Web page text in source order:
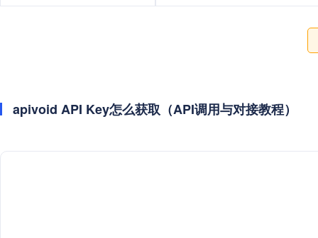
apivoid API Key怎么获取（API调用与对接教程）